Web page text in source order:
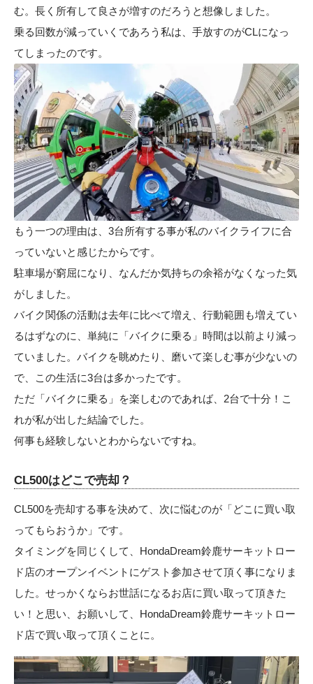
む。長く所有して良さが増すのだろうと想像しました。
乗る回数が減っていくであろう私は、手放すのがCLになっ
てしまったのです。
もう一つの理由は、3台所有する事が私のバイクライフに合
っていないと感じたからです。
駐車場が窮屈になり、なんだか気持ちの余裕がなくなった気
がしました。
バイク関係の活動は去年に比べて増え、行動範囲も増えてい
るはずなのに、単純に「バイクに乗る」時間は以前より減っ
ていました。バイクを眺めたり、磨いて楽しむ事が少ないの
で、この生活に3台は多かったです。
ただ「バイクに乗る」を楽しむのであれば、2台で十分！こ
れが私が出した結論でした。
何事も経験しないとわからないですね。
CL500はどこで売却？
CL500を売却する事を決めて、次に悩むのが「どこに買い取
ってもらおうか」です。
タイミングを同じくして、 HondaDream鈴鹿サーキットロー
ド店のオープンイベントにゲスト参加させて頂く事になりま
した。せっかくならお世話になるお店に買い取って頂きた
い！と思い、お願いして、HondaDream鈴鹿サーキットロー
ド店で買い取って頂くことに。